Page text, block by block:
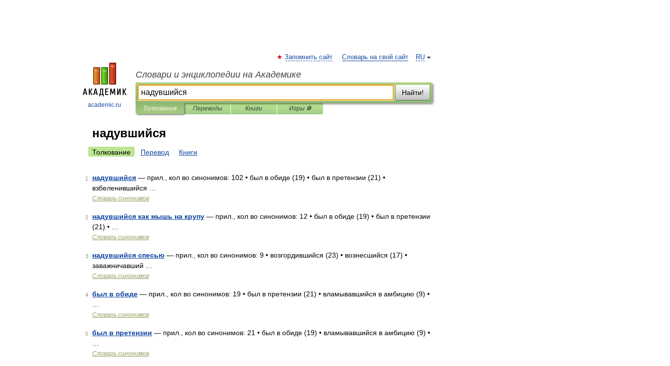
academic.ru
RU
Запомнить сайт Словарь на свой сайт
Словари и энциклопедии на Академике
Найти!
Толкования Переводы Книги Игры ⚽
надувшийся
Толкование Перевод Книги
1 надувшийся — прил., кол во синонимов: 102 • был в обиде (19) • был в претензии (21) •
взбеленившийся …
Словарь синонимов
2 надувшийся как мышь на крупу — прил., кол во синонимов: 12 • был в обиде (19) • был в претензии
(21) • …
Словарь синонимов
3 надувшийся спесью — прил., кол во синонимов: 9 • возгордившийся (23) • вознесшийся (17) •
заважничавший …
Словарь синонимов
4 был в обиде — прил., кол во синонимов: 19 • был в претензии (21) • вламывавшийся в амбицию (9) •
Словарь синонимов
5 был в претензии — прил., кол во синонимов: 21 • был в обиде (19) • вламывавшийся в амбицию (9) •
Словарь синонимов